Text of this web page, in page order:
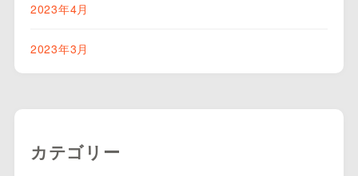
2023年4月
2023年3月
カテゴリー